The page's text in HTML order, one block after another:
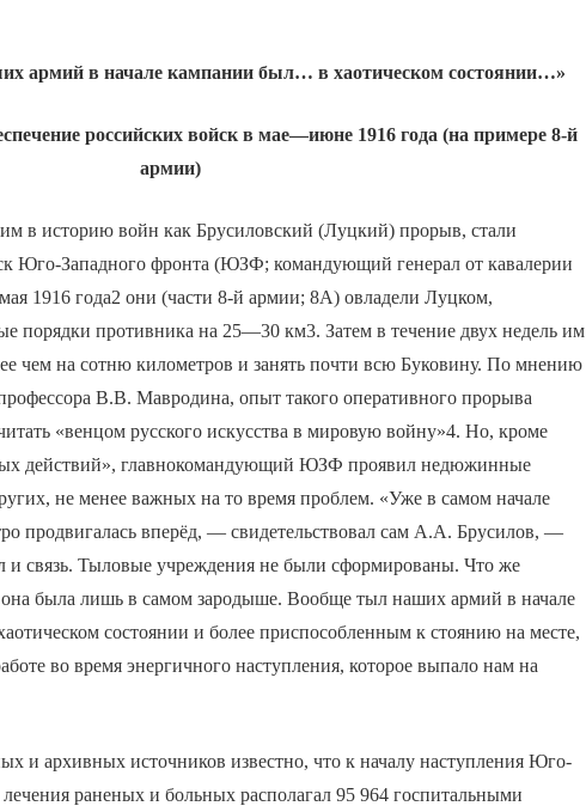
армий в начале кампании был… в хаотическом состоянии…»
российских войск в мае—июне 1916 года (на примере 8-й
армии)
в историю войн как Брусиловский (Луцкий) прорыв, стали
Юго-Западного фронта (ЮЗФ; командующий генерал от кавалерии
1916 года2 они (части 8-й армии; 8А) овладели Луцком,
порядки противника на 25—30 км3. Затем в течение двух недель им
чем на сотню километров и занять почти всю Буковину. По мнению
В.В. Мавродина, опыт такого оперативного прорыва
«венцом русского искусства в мировую войну»4. Но, кроме
действий», главнокомандующий ЮЗФ проявил недюжинные
не менее важных на то время проблем. «Уже в самом начале
продвигалась вперёд, — свидетельствовал сам А.А. Брусилов, —
и связь. Тыловые учреждения не были сформированы. Что же
она была лишь в самом зародыше. Вообще тыл наших армий в начале
состоянии и более приспособленным к стоянию на месте,
во время энергичного наступления, которое выпало нам на
и архивных источников известно, что к началу наступления Юго-
раненых и больных располагал 95 964 госпитальными